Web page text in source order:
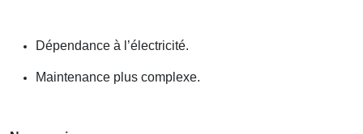
Dépendance à l’électricité.
Maintenance plus complexe.